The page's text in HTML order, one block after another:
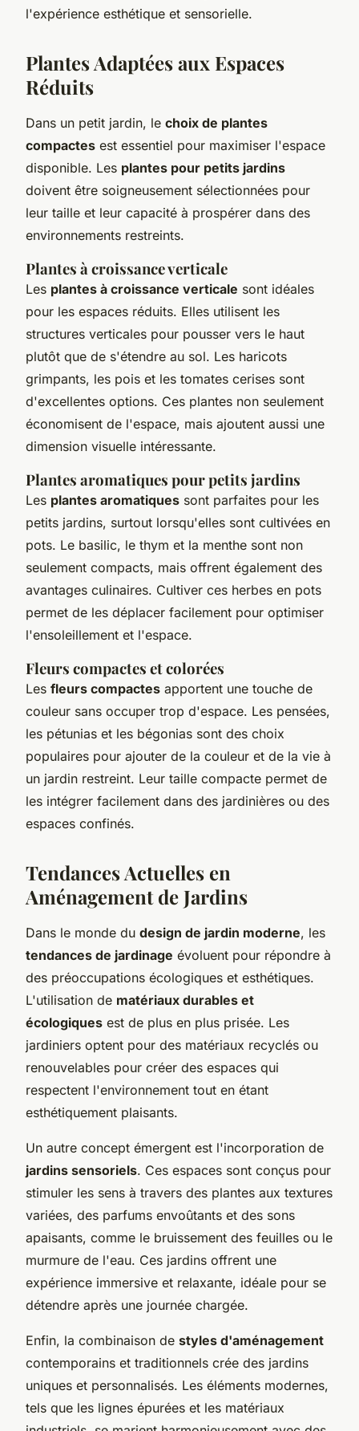
l'expérience esthétique et sensorielle.
Plantes Adaptées aux Espaces
Réduits
Dans un petit jardin, le choix de plantes
compactes est essentiel pour maximiser l'espace
disponible. Les plantes pour petits jardins
doivent être soigneusement sélectionnées pour
leur taille et leur capacité à prospérer dans des
environnements restreints.
Plantes à croissance verticale
Les plantes à croissance verticale sont idéales
pour les espaces réduits. Elles utilisent les
structures verticales pour pousser vers le haut
plutôt que de s'étendre au sol. Les haricots
grimpants, les pois et les tomates cerises sont
d'excellentes options. Ces plantes non seulement
économisent de l'espace, mais ajoutent aussi une
dimension visuelle intéressante.
Plantes aromatiques pour petits jardins
Les plantes aromatiques sont parfaites pour les
petits jardins, surtout lorsqu'elles sont cultivées en
pots. Le basilic, le thym et la menthe sont non
seulement compacts, mais offrent également des
avantages culinaires. Cultiver ces herbes en pots
permet de les déplacer facilement pour optimiser
l'ensoleillement et l'espace.
Fleurs compactes et colorées
Les fleurs compactes apportent une touche de
couleur sans occuper trop d'espace. Les pensées,
les pétunias et les bégonias sont des choix
populaires pour ajouter de la couleur et de la vie à
un jardin restreint. Leur taille compacte permet de
les intégrer facilement dans des jardinières ou des
espaces confinés.
Tendances Actuelles en
Aménagement de Jardins
Dans le monde du design de jardin moderne, les
tendances de jardinage évoluent pour répondre à
des préoccupations écologiques et esthétiques.
L'utilisation de matériaux durables et
écologiques est de plus en plus prisée. Les
jardiniers optent pour des matériaux recyclés ou
renouvelables pour créer des espaces qui
respectent l'environnement tout en étant
esthétiquement plaisants.
Un autre concept émergent est l'incorporation de
jardins sensoriels. Ces espaces sont conçus pour
stimuler les sens à travers des plantes aux textures
variées, des parfums envoûtants et des sons
apaisants, comme le bruissement des feuilles ou le
murmure de l'eau. Ces jardins offrent une
expérience immersive et relaxante, idéale pour se
détendre après une journée chargée.
Enfin, la combinaison de styles d'aménagement
contemporains et traditionnels crée des jardins
uniques et personnalisés. Les éléments modernes,
tels que les lignes épurées et les matériaux